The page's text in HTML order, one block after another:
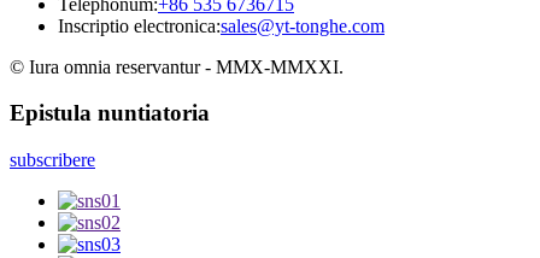
Inscriptio electronica:sales@yt-tonghe.com
© Iura omnia reservantur - MMX-MMXXI.
Epistula nuntiatoria
subscribere